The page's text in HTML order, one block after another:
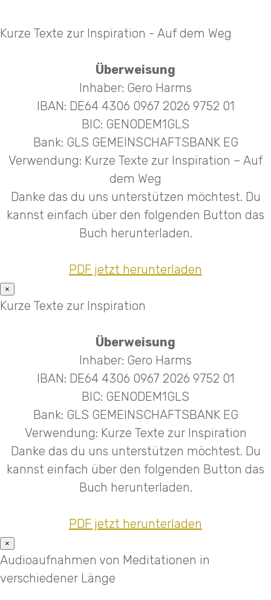
Kurze Texte zur Inspiration - Auf dem Weg
Überweisung
Inhaber: Gero Harms
IBAN: DE64 4306 0967 2026 9752 01
BIC: GENODEM1GLS
Bank: GLS GEMEINSCHAFTSBANK EG
Verwendung: Kurze Texte zur Inspiration – Auf
dem Weg
Danke das du uns unterstützen möchtest. Du
kannst einfach über den folgenden Button das
Buch herunterladen.
PDF jetzt herunterladen
×
Kurze Texte zur Inspiration
Überweisung
Inhaber: Gero Harms
IBAN: DE64 4306 0967 2026 9752 01
BIC: GENODEM1GLS
Bank: GLS GEMEINSCHAFTSBANK EG
Verwendung: Kurze Texte zur Inspiration
Danke das du uns unterstützen möchtest. Du
kannst einfach über den folgenden Button das
Buch herunterladen.
PDF jetzt herunterladen
×
Audioaufnahmen von Meditationen in
verschiedener Länge